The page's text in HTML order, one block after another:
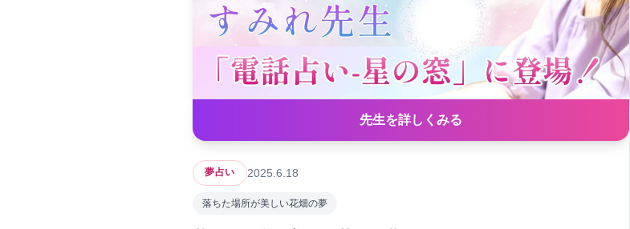
先生を詳しくみる
夢占い 2025.6.18
落ちた場所が美しい花畑の夢